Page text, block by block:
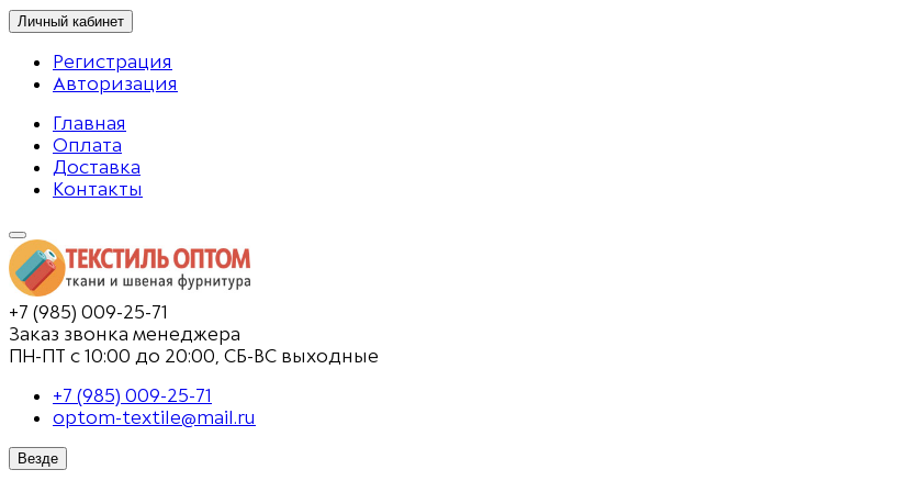
Личный кабинет
Регистрация
Авторизация
Главная
Оплата
Доставка
Контакты
+7 (985) 009-25-71
Заказ звонка менеджера
ПН-ПТ с 10:00 до 20:00, СБ-ВС выходные
+7 (985) 009-25-71
optom-textile@mail.ru
Везде